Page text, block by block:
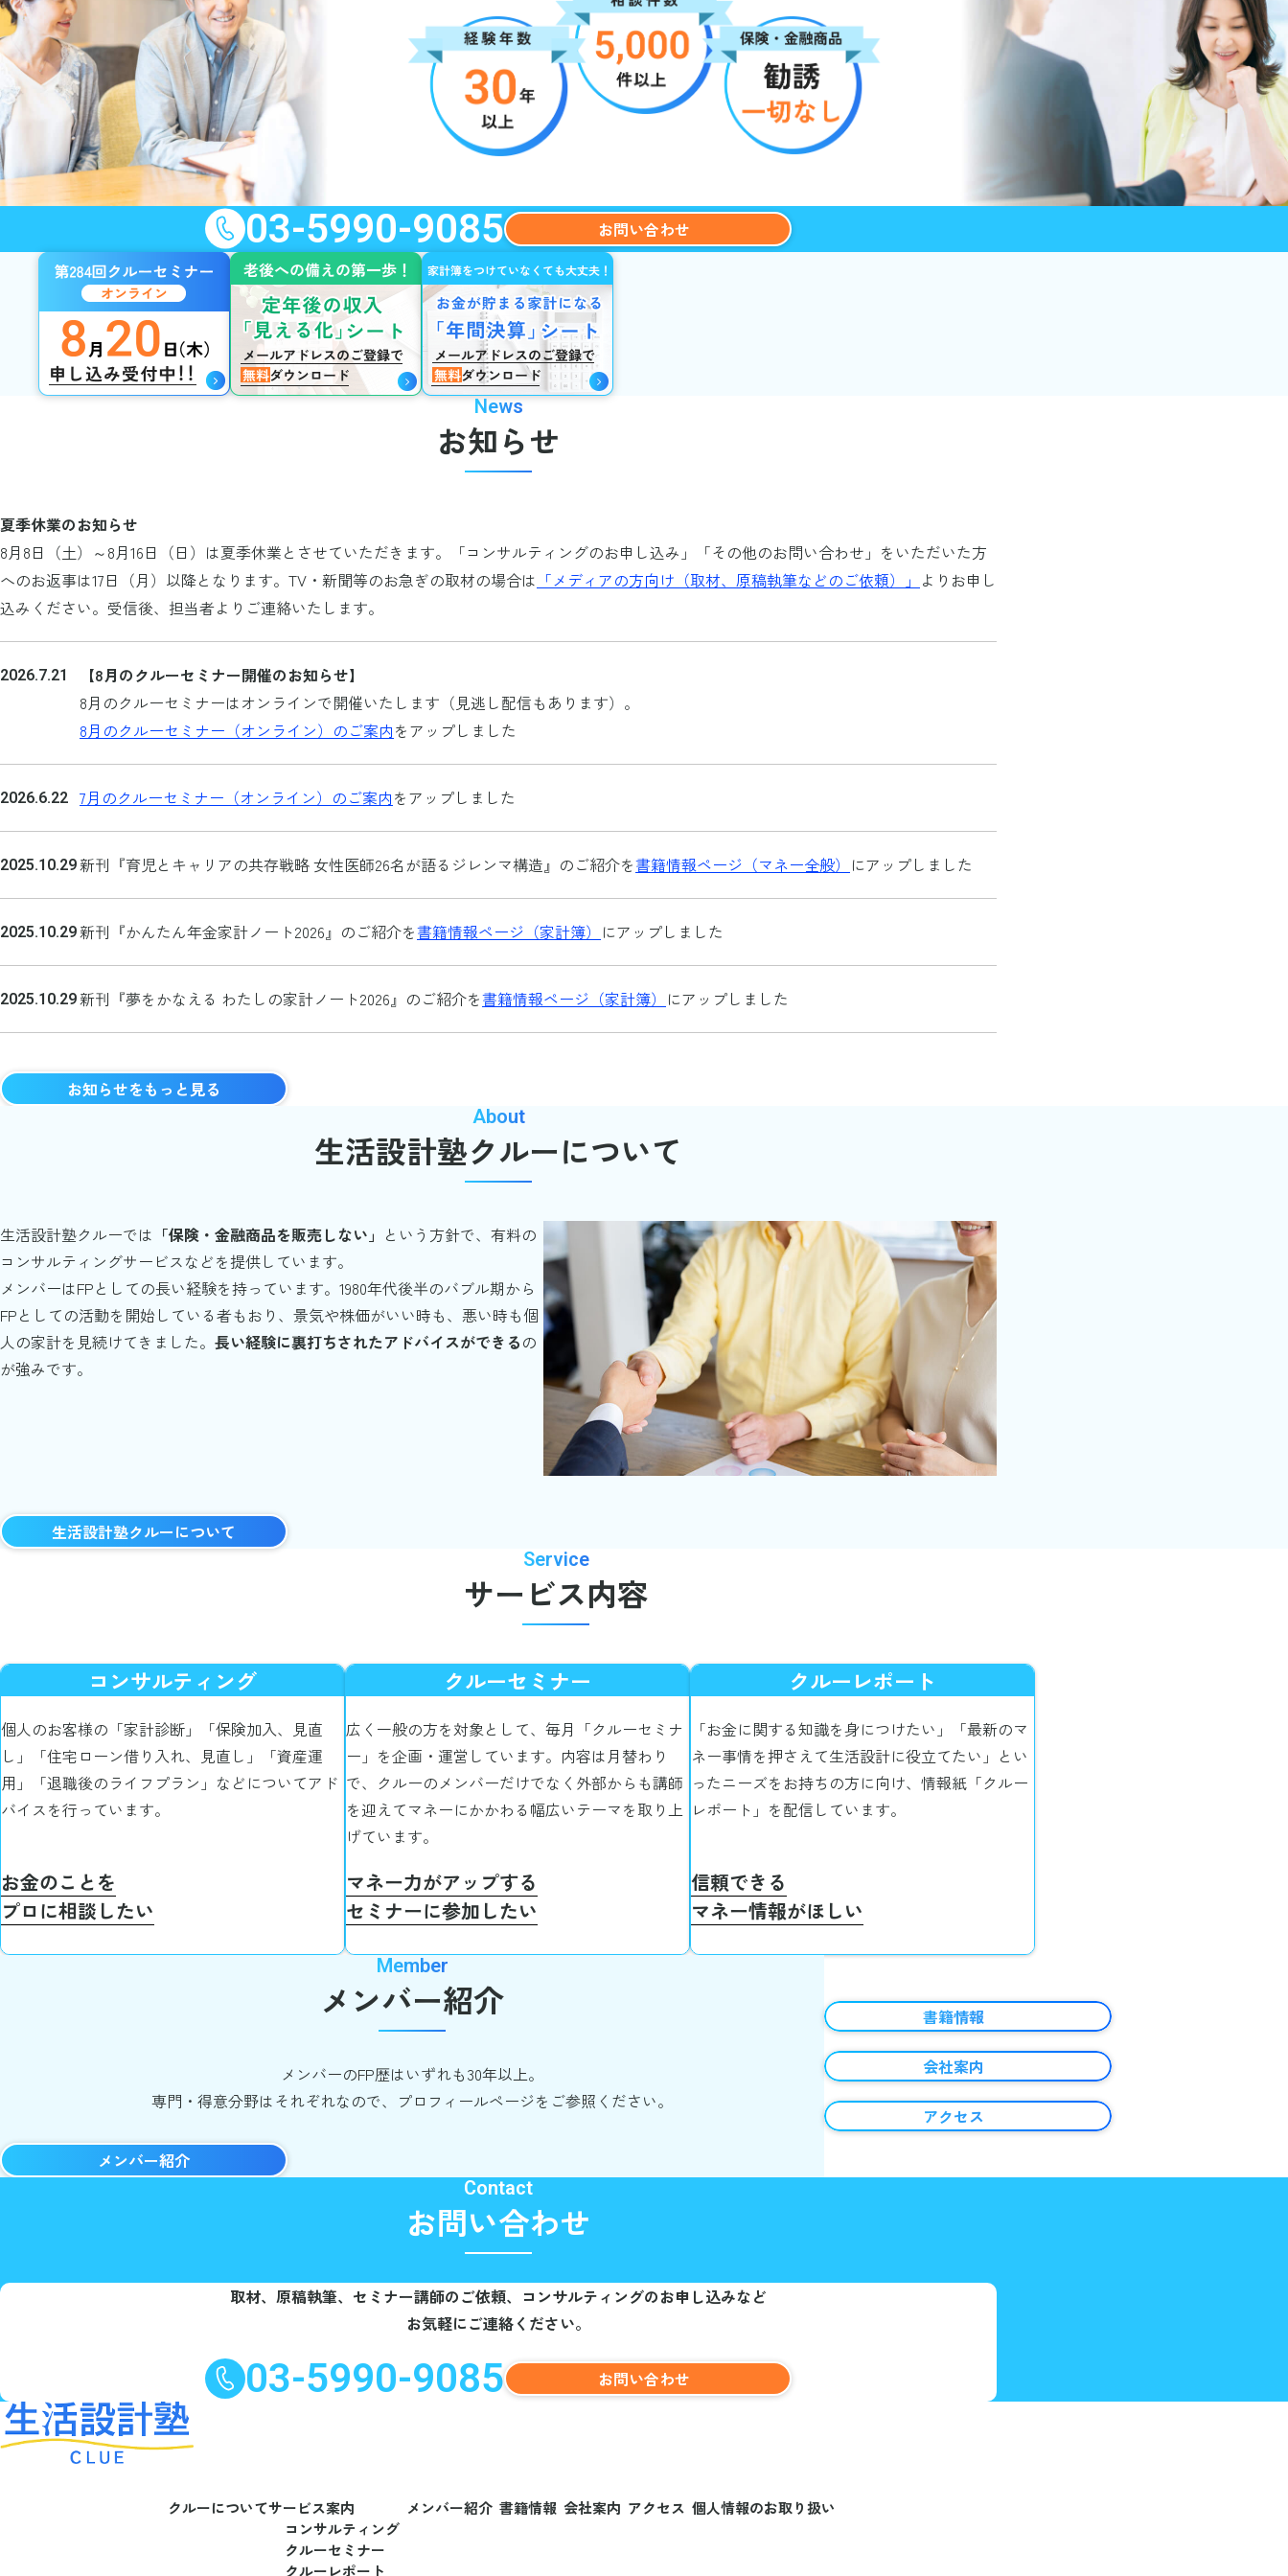
03-5990-9085 お問い合わせ
News
お知らせ
夏季休業のお知らせ
8月8日（土）～8月16日（日）は夏季休業とさせていただきます。「コンサルティングのお申し込み」「その他のお問い合わせ」をいただいた方
へのお返事は17日（月）以降となります。TV・新聞等のお急ぎの取材の場合は 「メディアの方向け（取材、原稿執筆などのご依頼）」 よりお申し
込みください。受信後、担当者よりご連絡いたします。
2026.7.21
【8月のクルーセミナー開催のお知らせ】
8月のクルーセミナーはオンラインで開催いたします（見逃し配信もあります）。
8月のクルーセミナー（オンライン）のご案内をアップしました
2026.6.22 7月のクルーセミナー（オンライン）のご案内をアップしました
2025.10.29新刊『育児とキャリアの共存戦略 女性医師26名が語るジレンマ構造』のご紹介を書籍情報ページ（マネー全般） にアップしました
2025.10.29新刊『かんたん年金家計ノート2026』のご紹介を書籍情報ページ（家計簿） にアップしました
2025.10.29新刊『夢をかなえる わたしの家計ノート2026』のご紹介を書籍情報ページ（家計簿） にアップしました
（アクセス）
2021.9.17 新刊『お金・仕事・家事の不安がなくなる 共働き夫婦最強の教科書』のご紹介を 書籍情報ページ（マネー全般）にアップしました
2021.1.7 新刊『「貯金ゼロ、知識ゼロ、節約ゼロ」でも大丈夫！“もしも”に備える新しいお金の使い方』のご紹介を 書籍情報ページ（家計
書籍情報ページ（資産運用）にアップしました
お知らせをもっと見る
About
生活設計塾クルーについて
生活設計塾クルーでは 「保険・金融商品を販売しない」 という方針で、有料の
コンサルティングサービスなどを提供しています。
メンバーはFPとしての長い経験を持っています。1980年代後半のバブル期から
FPとしての活動を開始している者もおり、景気や株価がいい時も、悪い時も個
人の家計を見続けてきました。 長い経験に裏打ちされたアドバイスができるの
が強みです。
生活設計塾クルーについて
Service
サービス内容
コンサルティング
個人のお客様の「家計診断」「保険加入、見直
し」「住宅ローン借り入れ、見直し」「資産運
用」「退職後のライフプラン」などについてアド
バイスを行っています。
お金のことを
プロに相談したい
クルーセミナー
広く一般の方を対象として、毎月「クルーセミナ
ー」を企画・運営しています。内容は月替わり
で、クルーのメンバーだけでなく外部からも講師
を迎えてマネーにかかわる幅広いテーマを取り上
げています。
マネー力がアップする
セミナーに参加したい
クルーレポート
「お金に関する知識を身につけたい」「最新のマ
ネー事情を押さえて生活設計に役立てたい」とい
ったニーズをお持ちの方に向け、情報紙「クルー
レポート」を配信しています。
信頼できる
マネー情報がほしい
Member
メンバー紹介
メンバーのFP歴はいずれも30年以上。
専門・得意分野はそれぞれなので、プロフィールページをご参照ください。
メンバー紹介
書籍情報
会社案内
アクセス
Contact
お問い合わせ
取材、原稿執筆、セミナー講師のご依頼、 コンサルティングのお申し込みなど
お気軽にご連絡ください。
03-5990-9085 お問い合わせ
クルーについてサービス案内
コンサルティング
クルーセミナー
クルーレポート
メンバー紹介 書籍情報 会社案内 アクセス 個人情報のお取り扱い